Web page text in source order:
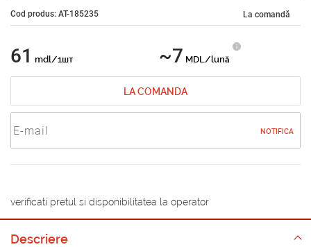
Cod produs: AT-185235 La comandă
61 mdl/1шт ~7 MDL/lună
LA COMANDA
NOTIFICA
verificati pretul si disponibilitatea la operator
Descriere